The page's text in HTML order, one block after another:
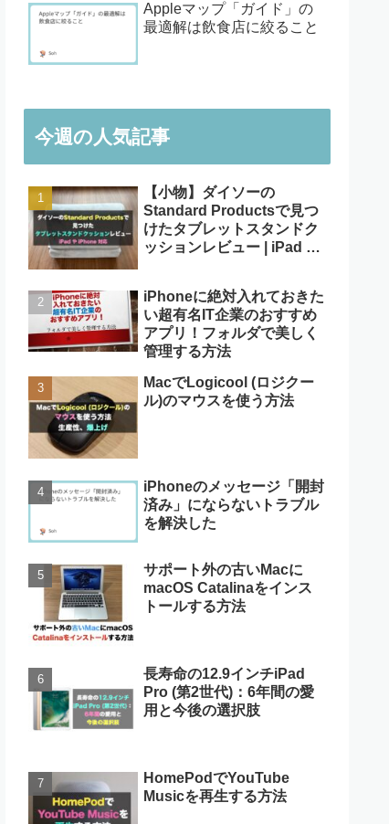
Appleマップ「ガイド」の
最適解は飲食店に絞ること
今週の人気記事
【小物】ダイソーの
Standard Productsで見つ
けたタブレットスタンドク
ッションレビュー | iPad や
iPhoneに絶対入れておきた
い超有名IT企業のおすすめ
アプリ！フォルダで美しく
管理する方法
MacでLogicool (ロジクー
ル)のマウスを使う方法
iPhoneのメッセージ「開封
済み」にならないトラブル
を解決した
サポート外の古いMacに
macOS Catalinaをインス
トールする方法
長寿命の12.9インチiPad
Pro (第2世代)：6年間の愛
用と今後の選択肢
HomePodでYouTube
Musicを再生する方法